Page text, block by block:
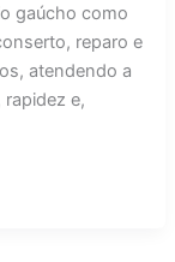
gaúcho como
reparo e
atendendo a
e,